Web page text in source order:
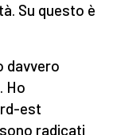
Su questo è
davvero
Ho
est
radicati